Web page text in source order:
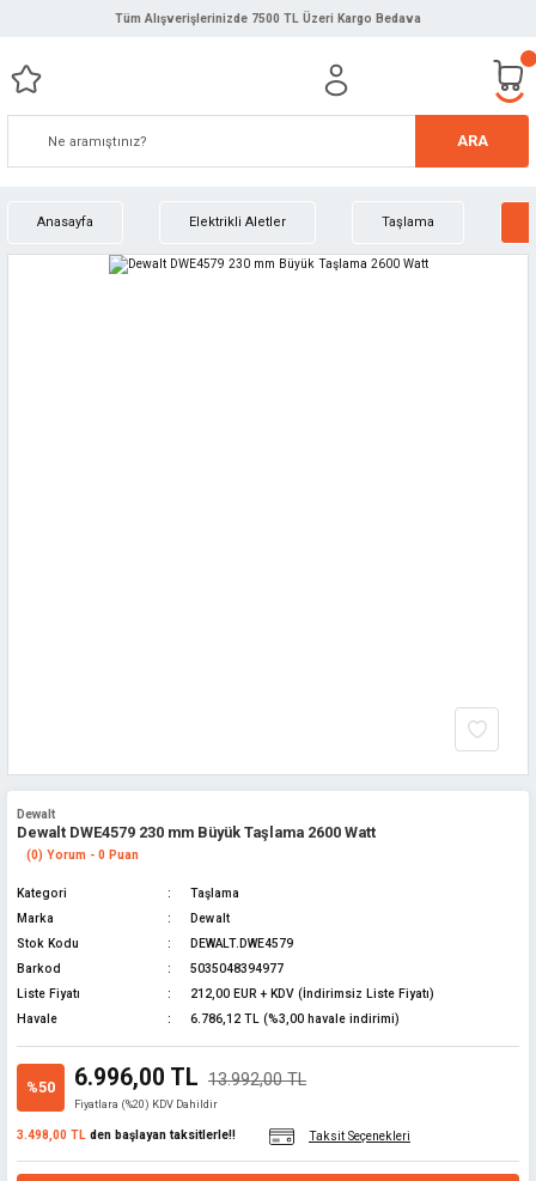
Tüm Alışverişlerinizde 7500 TL Üzeri Kargo Bedava
ARA
Anasayfa Elektrikli Aletler Taşlama
Dewalt
Dewalt DWE4579 230 mm Büyük Taşlama 2600 Watt
(0) Yorum - 0 Puan
Kategori
Taşlama
Marka
Dewalt
Stok Kodu
DEWALT.DWE4579
Barkod
5035048394977
Liste Fiyatı
212,00 EUR + KDV (İndirimsiz Liste Fiyatı)
Havale
6.786,12 TL (%3,00 havale indirimi)
%50 6.996,00 TL 13.992,00 TL
Fiyatlara (%20) KDV Dahildir
3.498,00 TL den başlayan taksitlerle!! Taksit Seçenekleri